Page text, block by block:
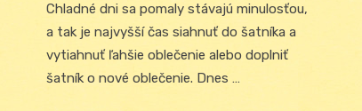
Chladné dni sa pomaly stávajú minulosťou,
a tak je najvyšší čas siahnuť do šatníka a
vytiahnuť ľahšie oblečenie alebo doplniť
šatník o nové oblečenie. Dnes …